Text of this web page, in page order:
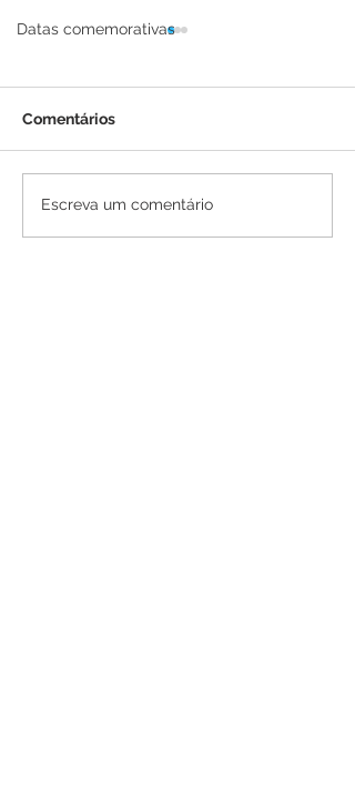
Datas comemorativas
Carnavale 2026 encerra
Comentários
Escreva um comentário